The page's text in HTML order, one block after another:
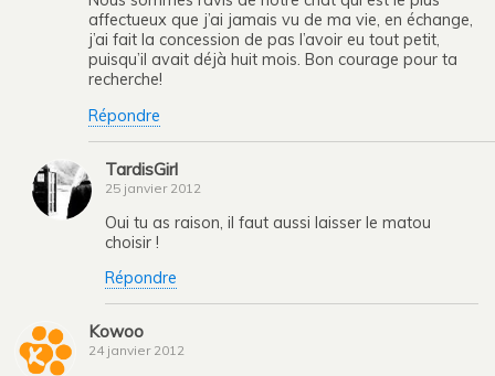
affectueux que j’ai jamais vu de ma vie, en échange,
j’ai fait la concession de pas l’avoir eu tout petit,
puisqu’il avait déjà huit mois. Bon courage pour ta
recherche!
Répondre
TardisGirl
25 janvier 2012
Oui tu as raison, il faut aussi laisser le matou
choisir !
Répondre
Kowoo
24 janvier 2012